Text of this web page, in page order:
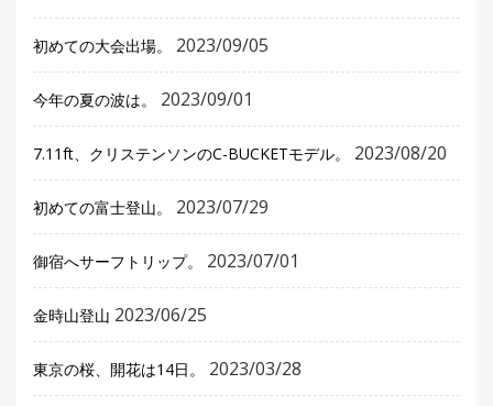
初めての大会出場。 2023/09/05
今年の夏の波は。 2023/09/01
7.11ft、クリステンソンのC-BUCKETモデル。 2023/08/20
初めての富士登山。 2023/07/29
御宿へサーフトリップ。 2023/07/01
金時山登山 2023/06/25
東京の桜、開花は14日。 2023/03/28